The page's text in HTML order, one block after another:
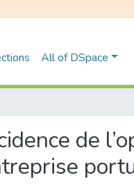
All of DSpace
de